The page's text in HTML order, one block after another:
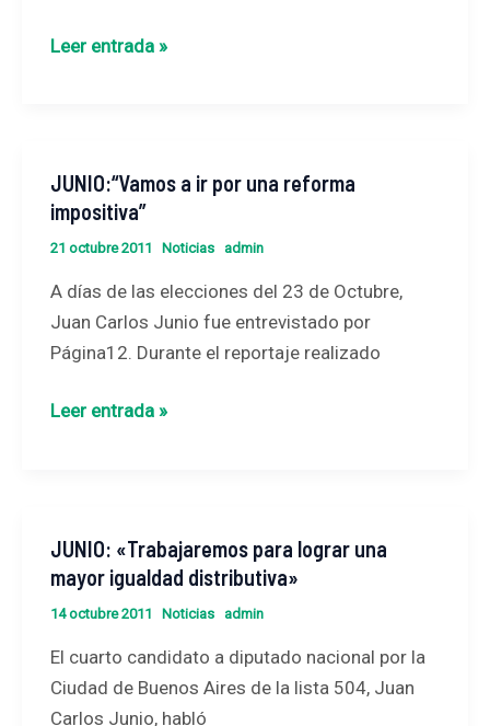
en
una
gran
cantidad
de
ideas
y
para
ir
por
más
igualdad”
Leer entrada »
JUNIO:“Vamos a ir por una reforma
impositiva”
21 octubre 2011 Noticias admin
A días de las elecciones del 23 de Octubre,
Juan Carlos Junio fue entrevistado por
Página12. Durante el reportaje realizado
JUNIO:“Vamos
a
ir
impositiva”
Leer entrada »
JUNIO: «Trabajaremos para lograr una
mayor igualdad distributiva»
14 octubre 2011 Noticias admin
El cuarto candidato a diputado nacional por la
Ciudad de Buenos Aires de la lista 504, Juan
Carlos Junio, habló
JUNIO:
«Trabajaremos
para